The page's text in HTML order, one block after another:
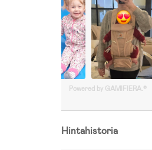
Powered by GAMIFIERA.®
Hintahistoria